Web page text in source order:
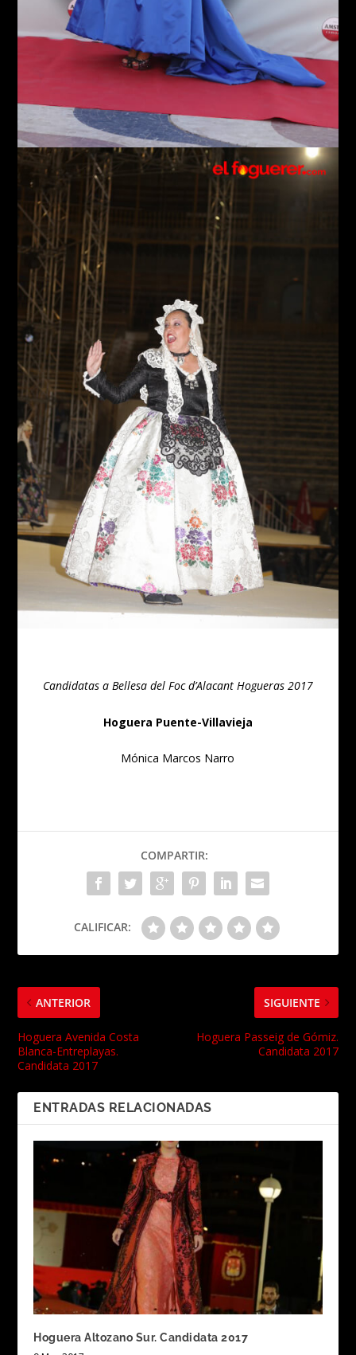
Candidatas a Bellesa del Foc d’Alacant Hogueras 2017
Hoguera Puente-Villavieja
Mónica Marcos Narro
COMPARTIR:
CALIFICAR:
ANTERIOR
Hoguera Avenida Costa
Blanca-Entreplayas.
Candidata 2017
SIGUIENTE
Hoguera Passeig de Gómiz.
Candidata 2017
ENTRADAS RELACIONADAS
Hoguera Altozano Sur. Candidata 2017